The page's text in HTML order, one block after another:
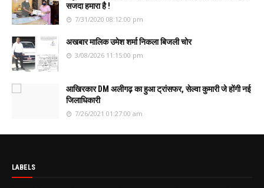
सजदा हमारा है !
7/31/2020 08:12:00 pm
अखबार मालिक उमेश शर्मा निकला बिजली चोर
3/08/2026 11:15:00 pm
आखिरकार DM अलीगढ़ का हुआ ट्रांसफर, सेल्वा कुमारी जे होंगी नई
जिलाधिकारी
7/26/2021 01:27:00 am
LABELS